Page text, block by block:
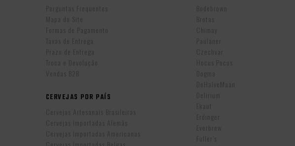
Perguntas Frequentes
Mapa do Site
Formas de Pagamento
Taxas de Entrega
Prazo de Entrega
Troca e Devolução
Vendas B2B
CERVEJAS POR PAÍS
Cervejas Artesanais Brasileiras
Cervejas Importadas Alemãs
Cervejas Importadas Americanas
Bodebrown
Brotas
Chimay
Paulaner
Czechvar
Hocus Pocus
Dogma
DeHalveMaan
Delirium
Ekaut
Erdinger
Everbrew
Fuller’s